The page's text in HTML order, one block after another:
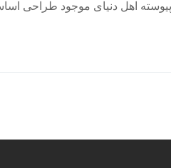
اهل دنیای موجود طراحی